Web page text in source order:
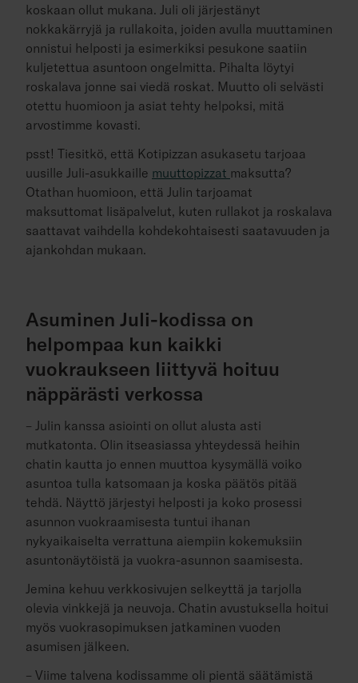
koskaan ollut mukana. Juli oli järjestänyt
nokkakärryjä ja rullakoita, joiden avulla muuttaminen
onnistui helposti ja esimerkiksi pesukone saatiin
kuljetettua asuntoon ongelmitta. Pihalta löytyi
roskalava jonne sai viedä roskat. Muutto oli selvästi
otettu huomioon ja asiat tehty helpoksi, mitä
arvostimme kovasti.
psst! Tiesitkö, että Kotipizzan asukasetu tarjoaa
uusille Juli-asukkaille muuttopizzat maksutta?
Otathan huomioon, että Julin tarjoamat
maksuttomat lisäpalvelut, kuten rullakot ja roskalava
saattavat vaihdella kohdekohtaisesti saatavuuden ja
ajankohdan mukaan.
Asuminen Juli-kodissa on
helpompaa kun kaikki
vuokraukseen liittyvä hoituu
näppärästi verkossa
– Julin kanssa asiointi on ollut alusta asti
mutkatonta. Olin itseasiassa yhteydessä heihin
chatin kautta jo ennen muuttoa kysymällä voiko
asuntoa tulla katsomaan ja koska päätös pitää
tehdä. Näyttö järjestyi helposti ja koko prosessi
asunnon vuokraamisesta tuntui ihanan
nykyaikaiselta verrattuna aiempiin kokemuksiin
asuntonäytöistä ja vuokra-asunnon saamisesta.
Jemina kehuu verkkosivujen selkeyttä ja tarjolla
olevia vinkkejä ja neuvoja. Chatin avustuksella hoitui
myös vuokrasopimuksen jatkaminen vuoden
asumisen jälkeen.
– Viime talvena kodissamme oli pientä säätämistä